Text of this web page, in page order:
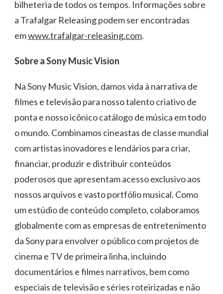
bilheteria de todos os tempos. Informações sobre
a Trafalgar Releasing podem ser encontradas
emwww.trafalgar-releasing.com.
Sobre a Sony Music Vision
Na Sony Music Vision, damos vida à narrativa de
filmes e televisão para nosso talento criativo de
ponta e nosso icônico catálogo de música em todo
o mundo. Combinamos cineastas de classe mundial
com artistas inovadores e lendários para criar,
financiar, produzir e distribuir conteúdos
poderosos que apresentam acesso exclusivo aos
nossos arquivos e vasto portfólio musical. Como
um estúdio de conteúdo completo, colaboramos
globalmente com as empresas de entretenimento
da Sony para envolver o público com projetos de
cinema e TV de primeira linha, incluindo
documentários e filmes narrativos, bem como
especiais de televisão e séries roteirizadas e não